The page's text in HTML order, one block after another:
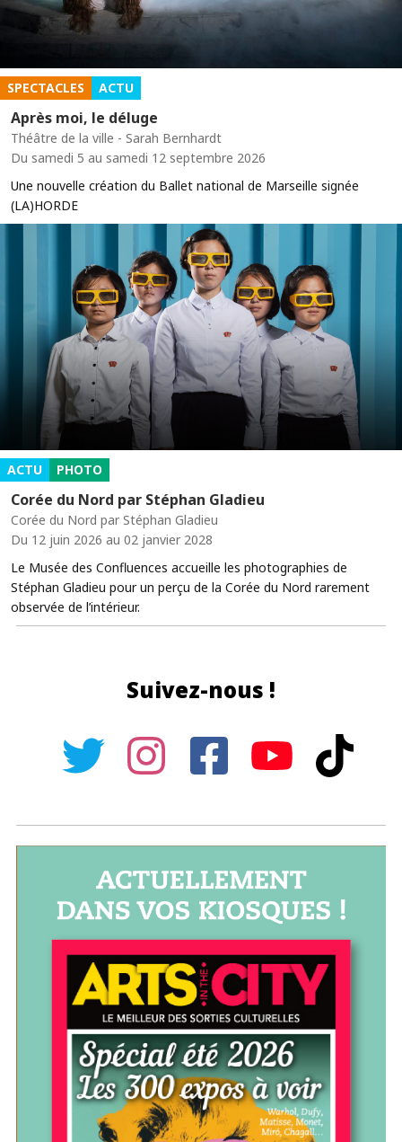
SPECTACLES ACTU
Après moi, le déluge
Théâtre de la ville - Sarah Bernhardt
Du samedi 5 au samedi 12 septembre 2026
Une nouvelle création du Ballet national de Marseille signée
(LA)HORDE
ACTU PHOTO
Corée du Nord par Stéphan Gladieu
Corée du Nord par Stéphan Gladieu
Du 12 juin 2026 au 02 janvier 2028
Le Musée des Confluences accueille les photographies de
Stéphan Gladieu pour un perçu de la Corée du Nord rarement
observée de l’intérieur.
Suivez-nous !